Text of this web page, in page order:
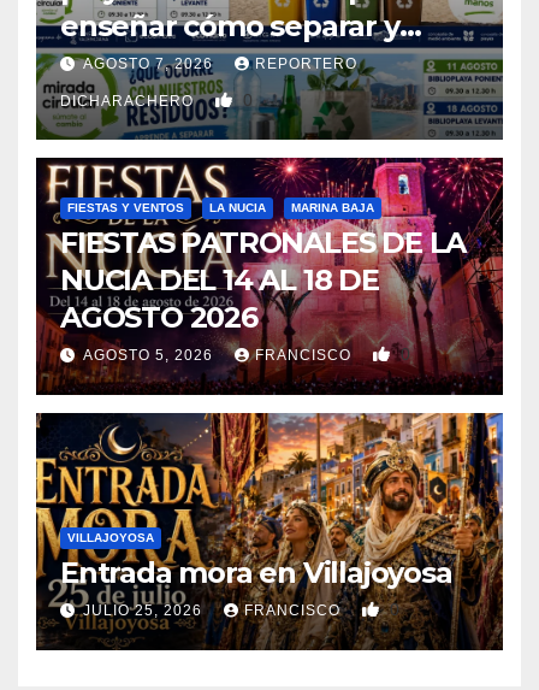
enseñar cómo separar y
reciclar los residuos
AGOSTO 7, 2026 REPORTERO
DICHARACHERO 0
FIESTAS Y VENTOS LA NUCIA MARINA BAJA
FIESTAS PATRONALES DE LA
NUCIA DEL 14 AL 18 DE
AGOSTO 2026
AGOSTO 5, 2026 FRANCISCO 0
VILLAJOYOSA
Entrada mora en Villajoyosa
JULIO 25, 2026 FRANCISCO 0